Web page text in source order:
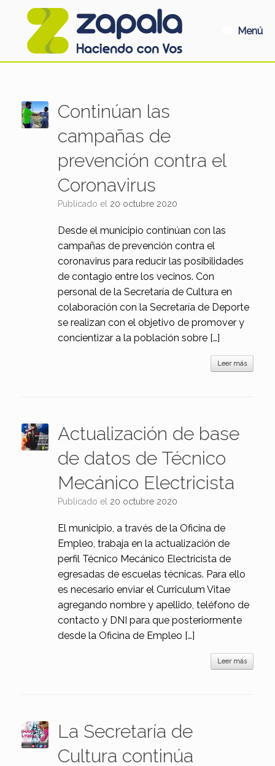
Menú
Continúan las
campañas de
prevención contra el
Coronavirus
Publicado el 20 octubre 2020
Desde el municipio continúan con las
campañas de prevención contra el
coronavirus para reducir las posibilidades
de contagio entre los vecinos. Con
personal de la Secretaría de Cultura en
colaboración con la Secretaría de Deporte
se realizan con el objetivo de promover y
concientizar a la población sobre […]
Leer más
Actualización de base
de datos de Técnico
Mecánico Electricista
Publicado el 20 octubre 2020
El municipio, a través de la Oficina de
Empleo, trabaja en la actualización de
perfil Técnico Mecánico Electricista de
egresadas de escuelas técnicas. Para ello
es necesario enviar el Curriculum Vitae
agregando nombre y apellido, teléfono de
contacto y DNI para que posteriormente
desde la Oficina de Empleo […]
Leer más
La Secretaría de
Cultura continúa